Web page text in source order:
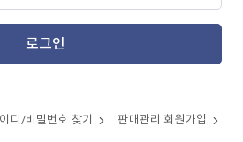
로그인
디/비밀번호 찾기 판매관리 회원가입